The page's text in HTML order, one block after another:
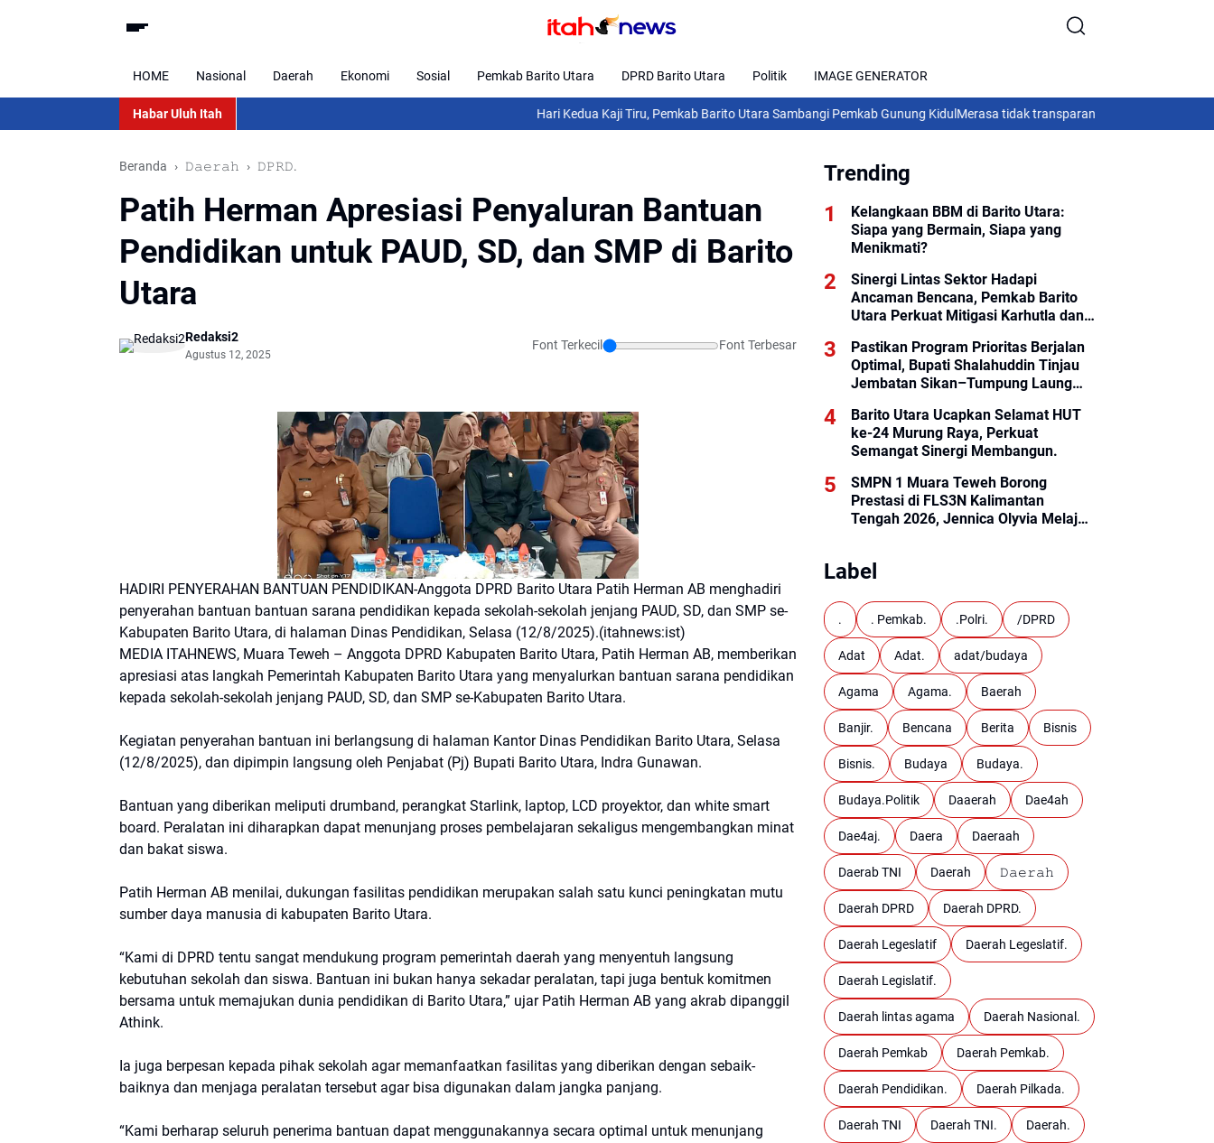
HOME Nasional Daerah Ekonomi Sosial Pemkab Barito Utara DPRD Barito Utara Politik IMAGE GENERATOR
Habar Uluh Itah Hari Kedua Kaji Tiru, Pemkab Barito Utara Sambangi Pemkab Gunung KidulMerasa tidak transparan terhadap camat Lahei dalam
Beranda 𝙳𝚊𝚎𝚛𝚊𝚑 𝙳𝙿𝚁𝙳.
Patih Herman Apresiasi Penyaluran Bantuan
Pendidikan untuk PAUD, SD, dan SMP di Barito
Utara
Redaksi2
Agustus 12, 2025
Font Terkecil Font Terbesar
HADIRI PENYERAHAN BANTUAN PENDIDIKAN-Anggota DPRD Barito Utara Patih Herman AB menghadiri
penyerahan bantuan bantuan sarana pendidikan kepada sekolah-sekolah jenjang PAUD, SD, dan SMP se-
Kabupaten Barito Utara, di halaman Dinas Pendidikan, Selasa (12/8/2025).(itahnews:ist)
MEDIA ITAHNEWS, Muara Teweh – Anggota DPRD Kabupaten Barito Utara, Patih Herman AB, memberikan
apresiasi atas langkah Pemerintah Kabupaten Barito Utara yang menyalurkan bantuan sarana pendidikan
kepada sekolah-sekolah jenjang PAUD, SD, dan SMP se-Kabupaten Barito Utara.
Kegiatan penyerahan bantuan ini berlangsung di halaman Kantor Dinas Pendidikan Barito Utara, Selasa
(12/8/2025), dan dipimpin langsung oleh Penjabat (Pj) Bupati Barito Utara, Indra Gunawan.
Bantuan yang diberikan meliputi drumband, perangkat Starlink, laptop, LCD proyektor, dan white smart
board. Peralatan ini diharapkan dapat menunjang proses pembelajaran sekaligus mengembangkan minat
dan bakat siswa.
Patih Herman AB menilai, dukungan fasilitas pendidikan merupakan salah satu kunci peningkatan mutu
sumber daya manusia di kabupaten Barito Utara.
“Kami di DPRD tentu sangat mendukung program pemerintah daerah yang menyentuh langsung
kebutuhan sekolah dan siswa. Bantuan ini bukan hanya sekadar peralatan, tapi juga bentuk komitmen
bersama untuk memajukan dunia pendidikan di Barito Utara,” ujar Patih Herman AB yang akrab dipanggil
Athink.
Ia juga berpesan kepada pihak sekolah agar memanfaatkan fasilitas yang diberikan dengan sebaik-
baiknya dan menjaga peralatan tersebut agar bisa digunakan dalam jangka panjang.
“Kami berharap seluruh penerima bantuan dapat menggunakannya secara optimal untuk menunjang
Trending
Kelangkaan BBM di Barito Utara:
Siapa yang Bermain, Siapa yang
Menikmati?
Sinergi Lintas Sektor Hadapi
Ancaman Bencana, Pemkab Barito
Utara Perkuat Mitigasi Karhutla dan
Pastikan Program Prioritas Berjalan
Optimal, Bupati Shalahuddin Tinjau
Jembatan Sikan–Tumpung Laung
Barito Utara Ucapkan Selamat HUT
ke-24 Murung Raya, Perkuat
Semangat Sinergi Membangun.
SMPN 1 Muara Teweh Borong
Prestasi di FLS3N Kalimantan
Tengah 2026, Jennica Olyvia Melaju
Label
. . Pemkab. .Polri. /DPRD
Adat Adat. adat/budaya
Agama Agama. Baerah
Banjir. Bencana Berita Bisnis
Bisnis. Budaya Budaya.
Budaya.Politik Daaerah Dae4ah
Dae4aj. Daera Daeraah
Daerab TNI Daerah 𝙳𝚊𝚎𝚛𝚊𝚑
Daerah DPRD Daerah DPRD.
Daerah Legeslatif Daerah Legeslatif.
Daerah Legislatif.
Daerah lintas agama Daerah Nasional.
Daerah Pemkab Daerah Pemkab.
Daerah Pendidikan. Daerah Pilkada.
Daerah TNI Daerah TNI. Daerah.